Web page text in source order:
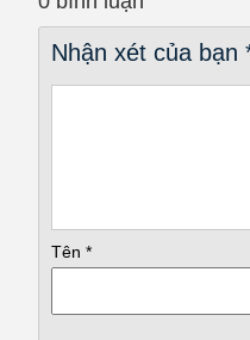
này cũng cung cấp tính
thanh cảnh báo, nhắc
–Chế độ kỳ nghỉ:tích
Nhận xét của bạn
Tên *